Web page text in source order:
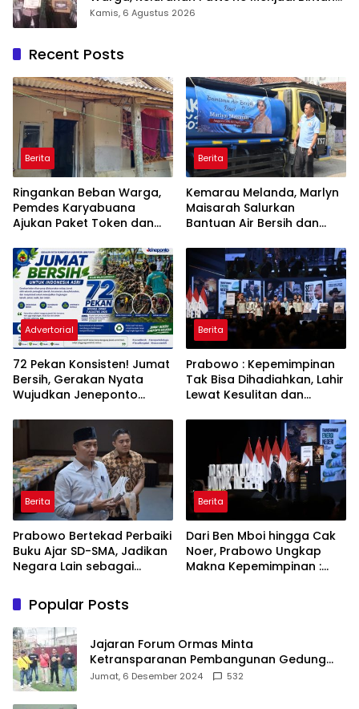
Takalar Award 2026
Kamis, 6 Agustus 2026
Recent Posts
Berita
Ringankan Beban Warga,
Pemdes Karyabuana
Ajukan Paket Token dan
PLN
Berita
Kemarau Melanda, Marlyn
Maisarah Salurkan
Bantuan Air Bersih dan
Babakan Madang
Advertorial
72 Pekan Konsisten! Jumat
Bersih, Gerakan Nyata
Wujudkan Jeneponto
ASRI
Berita
Prabowo : Kepemimpinan
Tak Bisa Dihadiahkan, Lahir
Lewat Kesulitan dan
Berita
Prabowo Bertekad Perbaiki
Buku Ajar SD-SMA, Jadikan
Negara Lain sebagai
Berita
Dari Ben Mboi hingga Cak
Noer, Prabowo Ungkap
Makna Kepemimpinan :
Popular Posts
Jajaran Forum Ormas Minta
Ketransparanan Pembangunan Gedung
Damkar Di Kecamatan Cisoka
Jumat, 6 Desember 2024 532